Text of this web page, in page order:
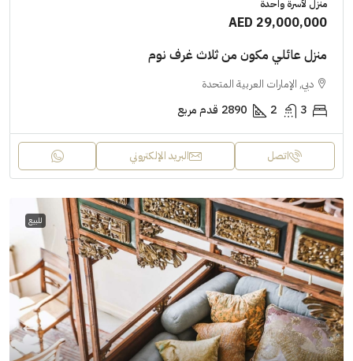
منزل لأسرة واحدة
AED 29,000,000
منزل عائلي مكون من ثلاث غرف نوم
دبي, الإمارات العربية المتحدة
3
2
2890 قدم مربع
اتصل البريد الإلكتروني
للبيع